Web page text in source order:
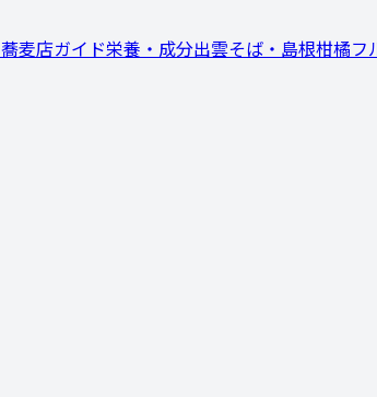
蕎麦店ガイド栄養・成分出雲そば・島根柑橘フ